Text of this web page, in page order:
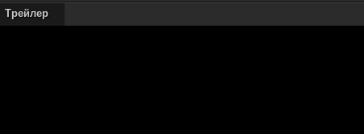
Трейлер